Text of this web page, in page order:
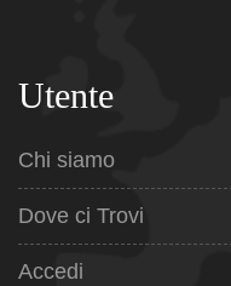
Utente
Chi siamo
Dove ci Trovi
Accedi